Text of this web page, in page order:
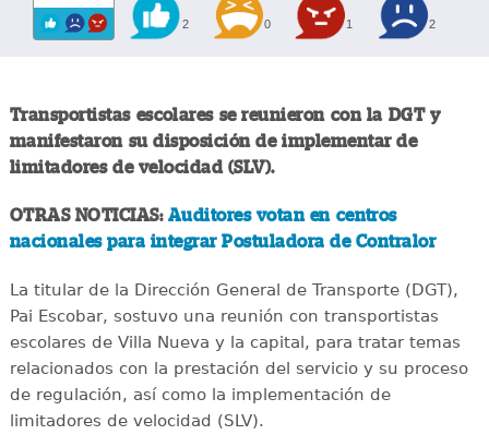
2 0 1 2
Transportistas escolares se reunieron con la DGT y
manifestaron su disposición de implementar de
limitadores de velocidad (SLV).
OTRAS NOTICIAS: Auditores votan en centros
nacionales para integrar Postuladora de Contralor
La titular de la Dirección General de Transporte (DGT),
Pai Escobar, sostuvo una reunión con transportistas
escolares de Villa Nueva y la capital, para tratar temas
relacionados con la prestación del servicio y su proceso
de regulación, así como la implementación de
limitadores de velocidad (SLV).